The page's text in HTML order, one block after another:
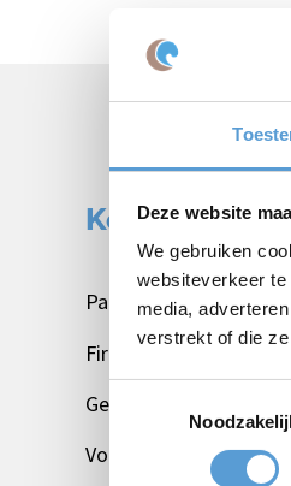
Deze website
We gebruiken
websiteverkeer
media,
verstrekt of die
Kostenloses
Paket
Firmen/Gruppenname
Gelegenheit
Vorname